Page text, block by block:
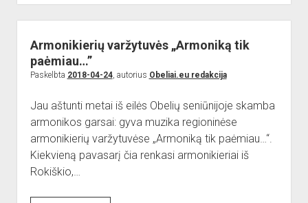
Obelių biblioteka
Paremkite Obelius
išskirtinė
krašto
šventė
Armonikierių varžytuvės „Armoniką tik
paėmiau…”
Paskelbta 2018-04-24, autorius Obeliai.eu redakcija
Jau aštunti metai iš eilės Obelių seniūnijoje skamba
armonikos garsai: gyva muzika regioninėse
armonikierių varžytuvėse „Armoniką tik paėmiau…“.
Kiekvieną pavasarį čia renkasi armonikieriai iš
Rokiškio,…